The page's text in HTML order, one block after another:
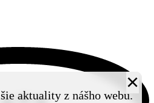
aktuality z nášho webu.
×